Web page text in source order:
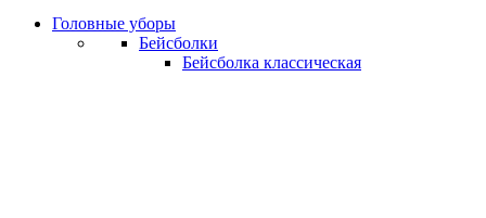
Головные уборы
Бейсболки
Бейсболка классическая